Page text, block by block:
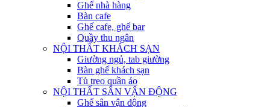
Ghế nhà hàng
Bàn cafe
Ghế cafe, ghế bar
Quầy thu ngân
NỘI THẤT KHÁCH SẠN
Giường ngủ, tab giường
Bàn ghế khách sạn
Tủ treo quần áo
NỘI THẤT SÂN VẬN ĐỘNG
Ghế sân vận động